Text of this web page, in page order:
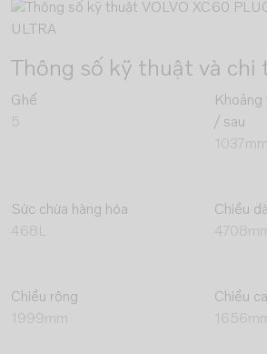
Thông số kỹ thuật và chi
Ghế
5
/ sau
Sức chứa hàng hóa
468L
Chiều
Chiều rộng
1999mm
Chiều